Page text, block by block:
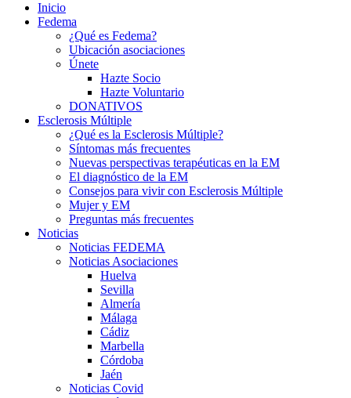
Inicio
Fedema
¿Qué es Fedema?
Ubicación asociaciones
Únete
Hazte Socio
Hazte Voluntario
DONATIVOS
Esclerosis Múltiple
¿Qué es la Esclerosis Múltiple?
Síntomas más frecuentes
Nuevas perspectivas terapéuticas en la EM
El diagnóstico de la EM
Consejos para vivir con Esclerosis Múltiple
Mujer y EM
Preguntas más frecuentes
Noticias
Noticias FEDEMA
Noticias Asociaciones
Huelva
Sevilla
Almería
Málaga
Cádiz
Marbella
Córdoba
Jaén
Noticias Covid